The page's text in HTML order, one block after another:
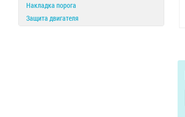
Накладка порога
Защита двигателя